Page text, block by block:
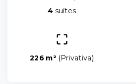
4 suítes
226 m² (Privativa)